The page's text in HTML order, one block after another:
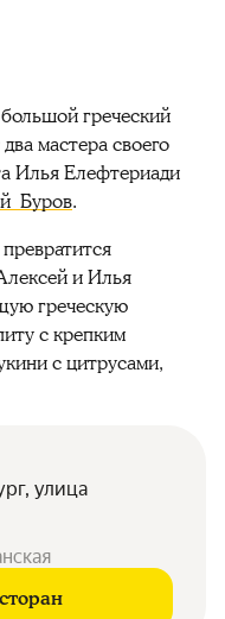
греческий
мастера своего
Илья Елефтериади
Буров.
и Илья
греческую
с крепким
с цитрусами,
улица